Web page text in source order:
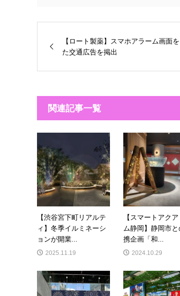
【ロート製薬】スマホアラーム画面
た交通広告を掲出
関連記事一覧
【渋谷宮下町リアルテ
ィ】冬季イルミネーシ
ョンが開業...
2025.11.19
【スマートアクア
ム静岡】静岡市と
携企画「和...
2024.10.29